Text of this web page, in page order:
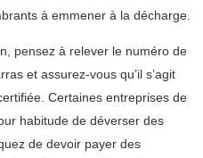
à emmener à la décharge.
pensez à relever le numéro de
et assurez-vous qu’il s’agit
Certaines entreprises de
habitude de déverser des
de devoir payer des